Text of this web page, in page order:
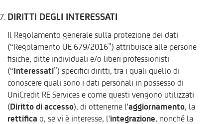
DIRITTI DEGLI INTERESSATI
Il Regolamento generale sulla protezione dei dati
(“Regolamento UE 679/2016”) attribuisce alle persone
fisiche, ditte individuali e/o liberi professionisti
(“Interessati”) specifici diritti, tra i quali quello di
conoscere quali sono i dati personali in possesso di
UniCredit RE Services e come questi vengono utilizzati
(Diritto di accesso), di ottenerne l'aggiornamento, la
rettifica o, se vi è interesse, l'integrazione, nonché la